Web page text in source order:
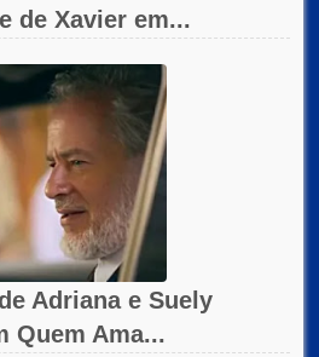
de Xavier em...
Adriana e Suely
Quem Ama...